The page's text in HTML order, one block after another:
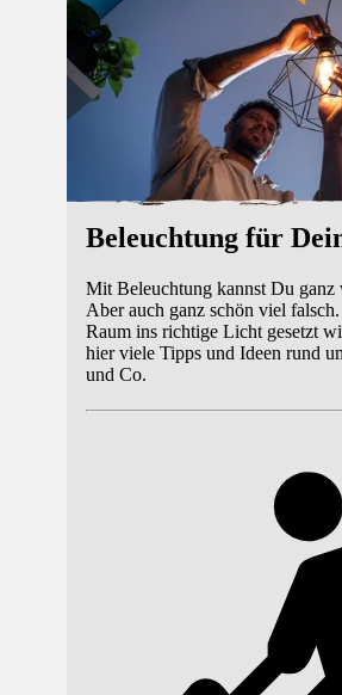
Beleuchtung für
Mit Beleuchtung kannst Du ganz
Aber auch ganz schön viel
Raum ins richtige Licht gesetzt
hier viele Tipps und Ideen rund
und Co.